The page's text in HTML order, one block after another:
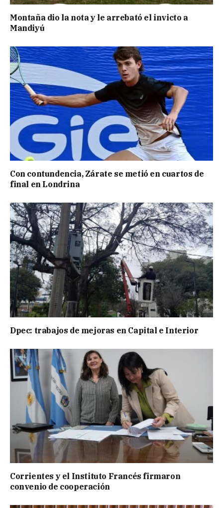
Montaña dio la nota y le arrebató el invicto a
Mandiyú
Con contundencia, Zárate se metió en cuartos de
final en Londrina
Dpec: trabajos de mejoras en Capital e Interior
Corrientes y el Instituto Francés firmaron
convenio de cooperación